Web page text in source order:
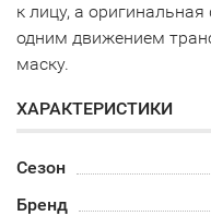
к лицу, а
одним движением
маску.
ХАРАКТЕРИСТИКИ
Сезон
Бренд